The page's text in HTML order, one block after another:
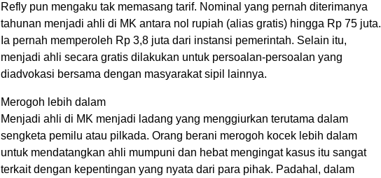
Refly pun mengaku tak memasang tarif. Nominal yang pernah diterimanya
tahunan menjadi ahli di MK antara nol rupiah (alias gratis) hingga Rp 75 juta.
Ia pernah memperoleh Rp 3,8 juta dari instansi pemerintah. Selain itu,
menjadi ahli secara gratis dilakukan untuk persoalan-persoalan yang
diadvokasi bersama dengan masyarakat sipil lainnya.
Merogoh lebih dalam
Menjadi ahli di MK menjadi ladang yang menggiurkan terutama dalam
sengketa pemilu atau pilkada. Orang berani merogoh kocek lebih dalam
untuk mendatangkan ahli mumpuni dan hebat mengingat kasus itu sangat
terkait dengan kepentingan yang nyata dari para pihak. Padahal, dalam